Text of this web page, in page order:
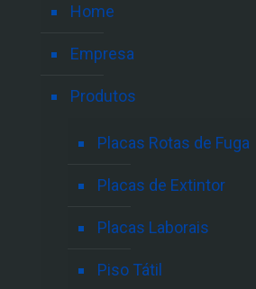
Home
Empresa
Produtos
Placas Rotas de Fuga
Placas de Extintor
Placas Laborais
Piso Tátil